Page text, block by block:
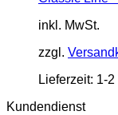
inkl. MwSt.
zzgl.
Lieferzeit: 1-2
Kundendienst